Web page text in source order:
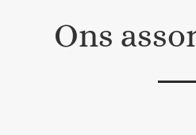
Ons